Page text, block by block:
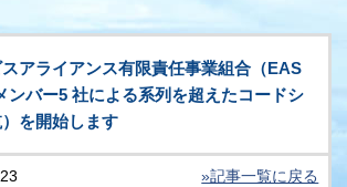
アライアンス有限責任事業組合（EAS
ンバー5 社による系列を超えたコードシ
を開始します
»記事一覧に戻る